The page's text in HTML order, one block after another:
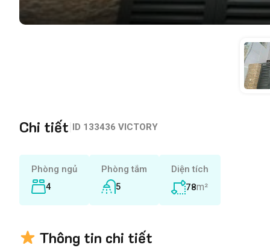
Chi tiết ID 133436 VICTORY
Phòng ngủ
4
Phòng tắm
5
Diện tích
78m²
Thông tin chi tiết